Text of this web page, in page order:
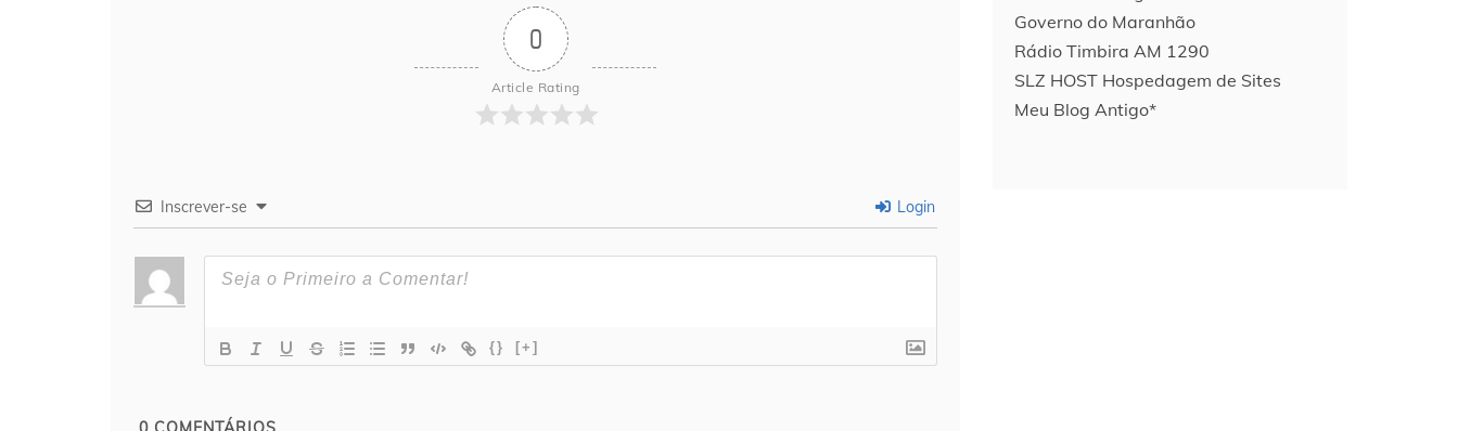
0
Article Rating
Inscrever-se Login
{} [+]
Governo do Maranhão
Rádio Timbira AM 1290
SLZ HOST Hospedagem de Sites
Meu Blog Antigo*